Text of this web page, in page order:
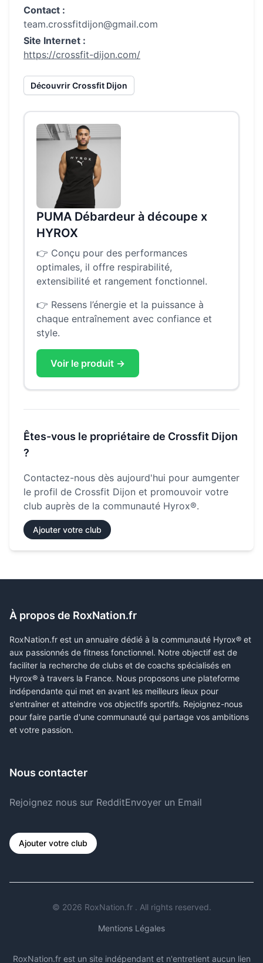
Contact :
team.crossfitdijon@gmail.com
Site Internet :
https://crossfit-dijon.com/
DécouvrirCrossfit Dijon
PUMA Débardeur à découpe x
HYROX
👉 Conçu pour des performances
optimales, il offre respirabilité,
extensibilité et rangement fonctionnel.
👉 Ressens l’énergie et la puissance à
chaque entraînement avec confiance et
style.
Voir le produit →
Êtes-vous le propriétaire de Crossfit Dijon
?
Contactez-nous dès aujourd'hui pour aumgenter
le profil de Crossfit Dijon et promouvoir votre
club auprès de la communauté Hyrox®.
Ajouter votre club
À propos de RoxNation.fr
RoxNation.fr est un annuaire dédié à la communauté Hyrox® et
aux passionnés de fitness fonctionnel. Notre objectif est de
faciliter la recherche de clubs et de coachs spécialisés en
Hyrox® à travers la France. Nous proposons une plateforme
indépendante qui met en avant les meilleurs lieux pour
s'entraîner et atteindre vos objectifs sportifs. Rejoignez-nous
pour faire partie d'une communauté qui partage vos ambitions
et votre passion.
Nous contacter
Rejoignez nous sur RedditEnvoyer un Email
Ajouter votre club
© 2026 RoxNation.fr . All rights reserved.
Mentions Légales
RoxNation.fr est un site indépendant et n'entretient aucun lien